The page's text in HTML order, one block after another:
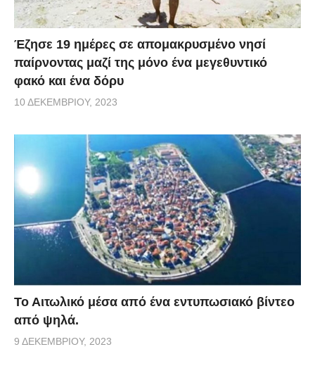
Έζησε 19 ημέρες σε απομακρυσμένο νησί
παίρνοντας μαζί της μόνο ένα μεγεθυντικό
φακό και ένα δόρυ
10 ΔΕΚΕΜΒΡΊΟΥ, 2023
Το Αιτωλικό μέσα από ένα εντυπωσιακό βίντεο
από ψηλά.
9 ΔΕΚΕΜΒΡΊΟΥ, 2023